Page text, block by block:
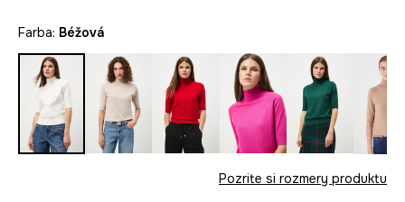
Farba: béžová
Pozrite si rozmery produktu